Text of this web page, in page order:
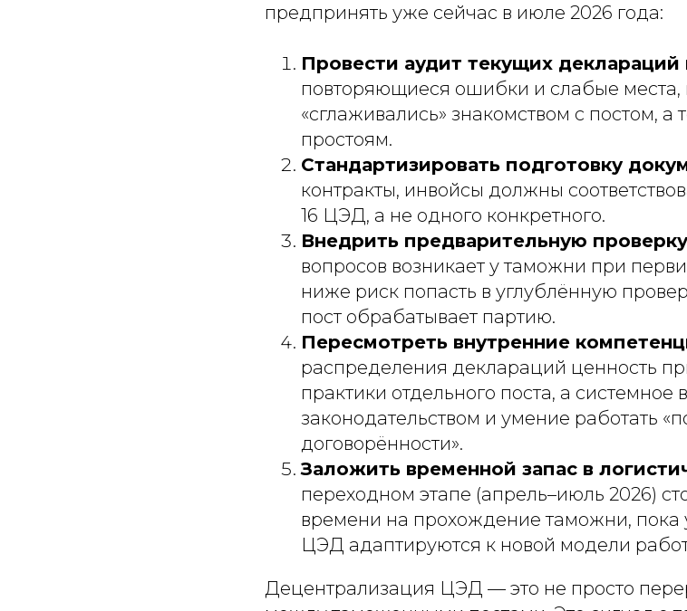
предпринять уже сейчас в июле 2026 года:
Провести аудит текущих деклараций
повторяющиеся ошибки и слабые места,
«сглаживались» знакомством с постом, а
простоям.
Стандартизировать подготовку
контракты, инвойсы должны
16 ЦЭД, а не одного конкретного.
Внедрить предварительную
вопросов возникает у таможни при
ниже риск попасть в углублённую
пост обрабатывает партию.
Пересмотреть внутренние
распределения деклараций ценность
практики отдельного поста, а
законодательством и умение работать
договорённости».
Заложить временной запас в
переходном этапе (апрель–июль 2026)
времени на прохождение таможни, пока
ЦЭД адаптируются к новой модели
Децентрализация ЦЭД — это не просто